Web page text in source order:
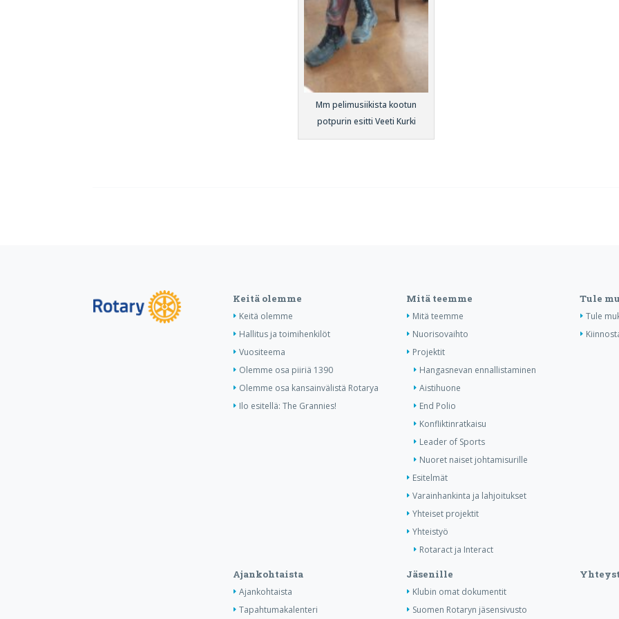
Mm pelimusiikista kootun
potpurin esitti Veeti Kurki
Keitä olemme
Keitä olemme
Hallitus ja toimihenkilöt
Vuositeema
Olemme osa piiriä 1390
Olemme osa kansainvälistä Rotarya
Ilo esitellä: The Grannies!
Mitä teemme
Mitä teemme
Nuorisovaihto
Projektit
Hangasnevan ennallistaminen
Aistihuone
End Polio
Konfliktinratkaisu
Leader of Sports
Nuoret naiset johtamisurille
Esitelmät
Varainhankinta ja lahjoitukset
Yhteiset projektit
Yhteistyö
Rotaract ja Interact
Tule
Tule
Ajankohtaista
Ajankohtaista
Tapahtumakalenteri
Jäsenille
Klubin omat dokumentit
Suomen Rotaryn jäsensivusto